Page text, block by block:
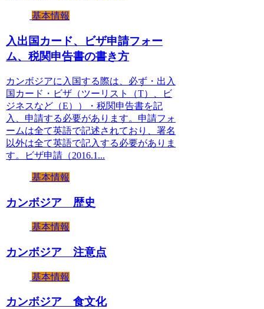
基本情報
入出国カード、ビザ申請フォー
ム、税関申告書の書き方
カンボジアに入国する際は、必ず・出入
国カード・ビザ（ツーリスト（T）、ビ
ジネスなど（E））・税関申告書を記
入、申請する必要があります。申請フォ
ームは全て英語で記述されており、署名
以外は全て英語で記入する必要がありま
す。ビザ申請（2016.1...
基本情報
カンボジア 歴史
基本情報
カンボジア 注意点
基本情報
カンボジア 食文化